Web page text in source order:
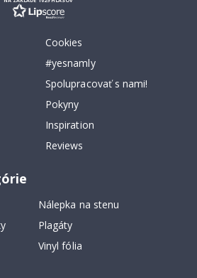
Cookies
#yesnamly
Spolupracovať s nami!
Pokyny
Inspiration
Reviews
Nálepka na stenu
Plagáty
Vinyl fólia